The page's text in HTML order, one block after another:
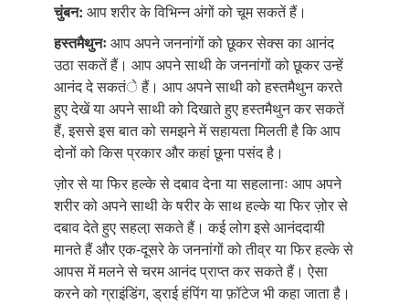
चुंबन: आप शरीर के विभिन्न अंगों को चूम सकतें हैं।
हस्तमैथुनःआप अपने जननांगों को छूकर सेक्स का आनंद
उठा सकतें हैं। आप अपने साथी के जननांगों को छूकर उन्हें
आनंद दे सकतंे हैं। आप अपने साथी को हस्तमैथुन करते
हुए देखें या अपने साथी को दिखाते हुए हस्तमैथुन कर सकतें
हैं, इससे इस बात को समझने में सहायता मिलती है कि आप
दोनों को किस प्रकार और कहां छूना पसंद है।
ज़ोर से या फिर हल्के से दबाव देना या सहलानाः आप अपने
शरीर को अपने साथी के षरीर के साथ हल्के या फिर ज़ोर से
दबाव देते हुए सहला़ सकते हैं। कई लोग इसे आनंददायी
मानते हैं और एक-दूसरे के जननांगों को तीव्र या फिर हल्के से
आपस में मलने से चरम आनंद प्राप्त कर सकते हैं। ऐसा
करने को ग्राइंडिंग, ड्राई हंपिंग या फ़ॉटेज भी कहा जाता है।